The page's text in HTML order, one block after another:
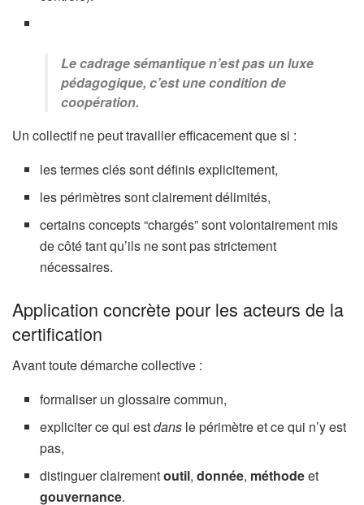
Le cadrage sémantique n’est pas un luxe
pédagogique, c’est une condition de
coopération.
Un collectif ne peut travailler efficacement que si :
les termes clés sont définis explicitement,
les périmètres sont clairement délimités,
certains concepts “chargés” sont volontairement mis
de côté tant qu’ils ne sont pas strictement
nécessaires.
Application concrète pour les acteurs de la
certification
Avant toute démarche collective :
formaliser un glossaire commun,
expliciter ce qui estdans le périmètre et ce qui n’y est
pas,
distinguer clairementoutil,donnée, méthodeet
gouvernance.